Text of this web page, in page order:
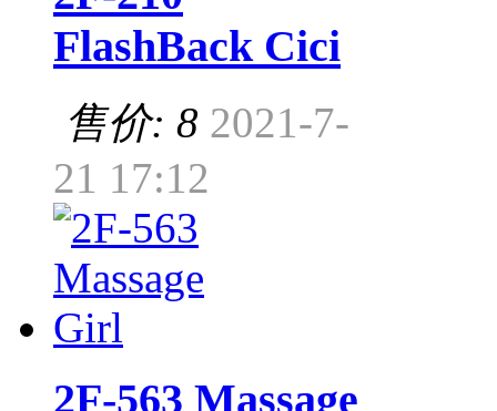
FlashBack Cici
售价: 8 2021-7-
21 17:12
2F-563 Massage